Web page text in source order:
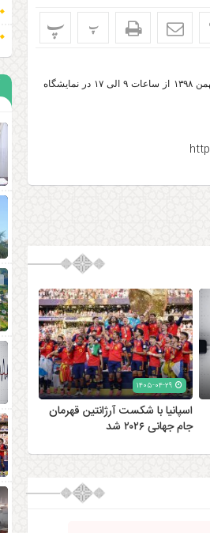
پ پ
نمایشگاه بین المللی گردشگری و صنایع دستی تهران ۹۸ سیزدهمین دوره از چهارشنبه ۱۳ بهمن ماه لغایت شنبه ۲۶ بهمن ۱۳۹۸ از ساعات ۹ الی ۱۷ در نمایشگاه
اسپانیا با شکست آرژانتین قهرمان
جام جهانی ۲۰۲۶ شد